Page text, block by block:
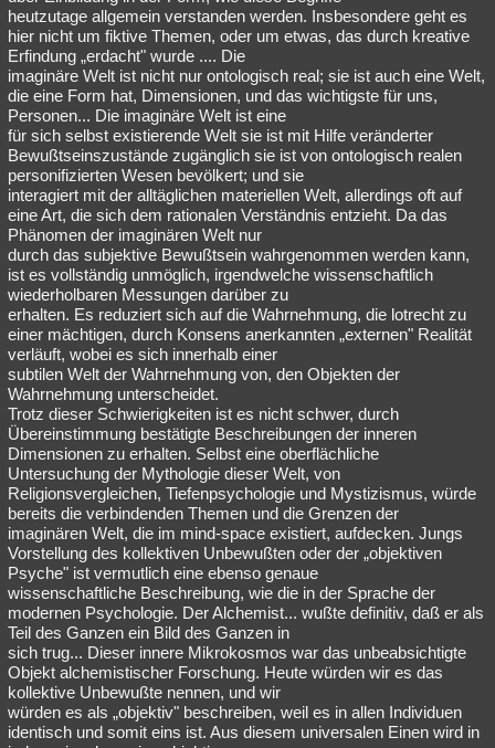
heutzutage allgemein verstanden werden. Insbesondere geht es
hier nicht um fiktive Themen, oder um etwas, das durch kreative
Erfindung „erdacht" wurde .... Die
imaginäre Welt ist nicht nur ontologisch real; sie ist auch eine Welt,
die eine Form hat, Dimensionen, und das wichtigste für uns,
Personen... Die imaginäre Welt ist eine
für sich selbst existierende Welt sie ist mit Hilfe veränderter
Bewußtseinszustände zugänglich sie ist von ontologisch realen
personifizierten Wesen bevölkert; und sie
interagiert mit der alltäglichen materiellen Welt, allerdings oft auf
eine Art, die sich dem rationalen Verständnis entzieht. Da das
Phänomen der imaginären Welt nur
durch das subjektive Bewußtsein wahrgenommen werden kann,
ist es vollständig unmöglich, irgendwelche wissenschaftlich
wiederholbaren Messungen darüber zu
erhalten. Es reduziert sich auf die Wahrnehmung, die lotrecht zu
einer mächtigen, durch Konsens anerkannten „externen" Realität
verläuft, wobei es sich innerhalb einer
subtilen Welt der Wahrnehmung von, den Objekten der
Wahrnehmung unterscheidet.
Trotz dieser Schwierigkeiten ist es nicht schwer, durch
Übereinstimmung bestätigte Beschreibungen der inneren
Dimensionen zu erhalten. Selbst eine oberflächliche
Untersuchung der Mythologie dieser Welt, von
Religionsvergleichen, Tiefenpsychologie und Mystizismus, würde
bereits die verbindenden Themen und die Grenzen der
imaginären Welt, die im mind-space existiert, aufdecken. Jungs
Vorstellung des kollektiven Unbewußten oder der „objektiven
Psyche" ist vermutlich eine ebenso genaue
wissenschaftliche Beschreibung, wie die in der Sprache der
modernen Psychologie. Der Alchemist... wußte definitiv, daß er als
Teil des Ganzen ein Bild des Ganzen in
sich trug... Dieser innere Mikrokosmos war das unbeabsichtigte
Objekt alchemistischer Forschung. Heute würden wir es das
kollektive Unbewußte nennen, und wir
würden es als „objektiv" beschreiben, weil es in allen Individuen
identisch und somit eins ist. Aus diesem universalen Einen wird in